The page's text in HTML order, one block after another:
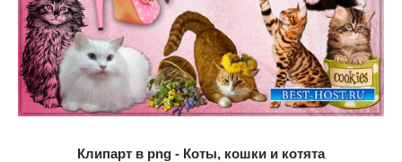
Клипарт в png - Коты, кошки и котята